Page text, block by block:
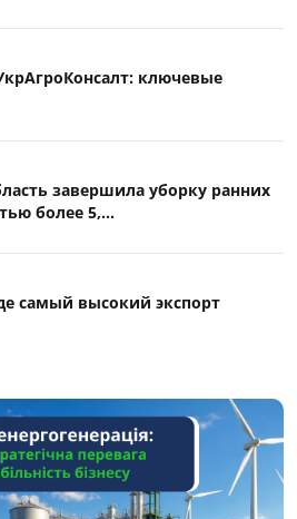
ключевые
завершила уборку ранних
более 5,...
самый высокий экспорт